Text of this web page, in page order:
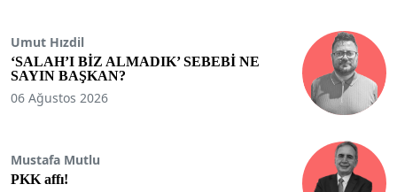
Umut Hızdil
‘SALAH’I BİZ ALMADIK’ SEBEBİ NE
SAYIN BAŞKAN?
06 Ağustos 2026
Mustafa Mutlu
PKK affı!